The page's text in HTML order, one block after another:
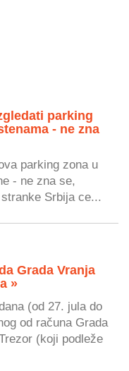
parking
- ne zna
parking zona u
- ne zna se,
Srbija ce...
Grada Vranja
»
(od 27. jula do
od računa Grada
(koji podleže